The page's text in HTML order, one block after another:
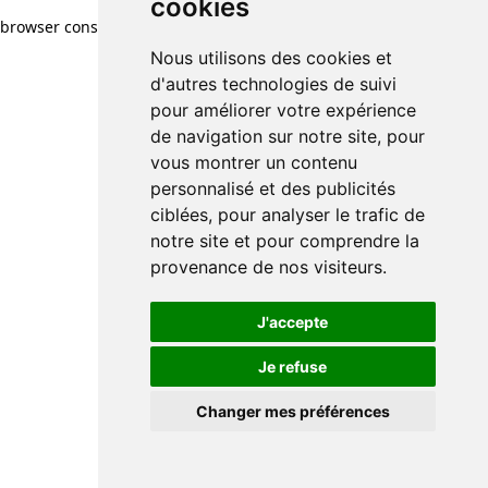
cookies
Nous utilisons des cookies et
d'autres technologies de suivi
pour améliorer votre expérience
de navigation sur notre site, pour
vous montrer un contenu
personnalisé et des publicités
ciblées, pour analyser le trafic de
notre site et pour comprendre la
provenance de nos visiteurs.
J'accepte
Je refuse
Changer mes préférences
browser console for more information)